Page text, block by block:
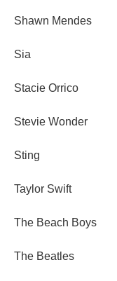
Shawn Mendes
Sia
Stacie Orrico
Stevie Wonder
Sting
Taylor Swift
The Beach Boys
The Beatles